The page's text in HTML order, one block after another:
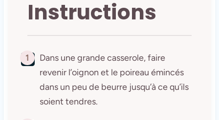
Instructions
1
Dans une grande casserole, faire
revenir l’oignon et le poireau émincés
dans un peu de beurre jusqu’à ce qu’ils
soient tendres.